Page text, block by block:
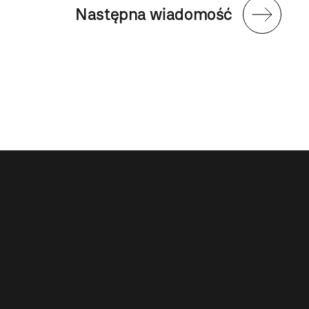
Następna wiadomość